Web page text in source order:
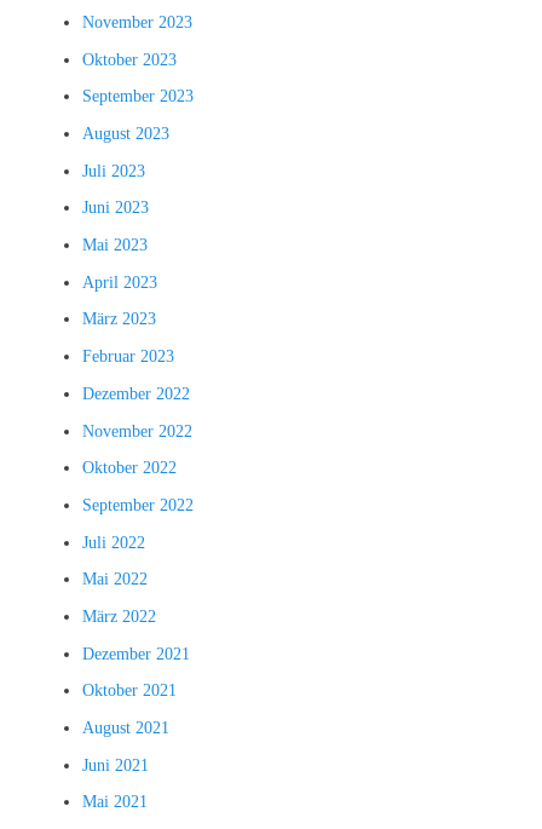
November 2023
Oktober 2023
September 2023
August 2023
Juli 2023
Juni 2023
Mai 2023
April 2023
März 2023
Februar 2023
Dezember 2022
November 2022
Oktober 2022
September 2022
Juli 2022
Mai 2022
März 2022
Dezember 2021
Oktober 2021
August 2021
Juni 2021
Mai 2021